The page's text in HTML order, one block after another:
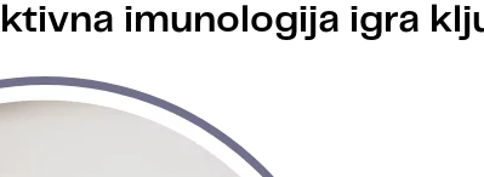
imunologija igra